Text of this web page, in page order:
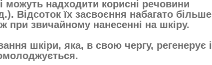
можуть надходити корисні речовини
Відсоток їх засвоєння набагато більше
при звичайному нанесенні на шкіру.
шкіри, яка, в свою чергу, регенерує і